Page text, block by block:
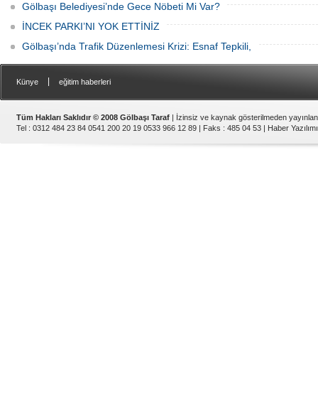
Gölbaşı Belediyesi’nde Gece Nöbeti Mi Var?
İNCEK PARKI’NI YOK ETTİNİZ
Gölbaşı’nda Trafik Düzenlemesi Krizi: Esnaf Tepkili,
Künye eğitim haberleri
Tüm Hakları Saklıdır © 2008 Gölbaşı Taraf | İzinsiz ve kaynak gösterilmeden
Tel : 0312 484 23 84 0541 200 20 19 0533 966 12 89 | Faks : 485 04 53 | Haber Yazılımı